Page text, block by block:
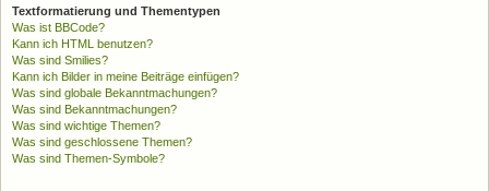
Textformatierung und Thementypen
Was ist BBCode?
Kann ich HTML benutzen?
Was sind Smilies?
Kann ich Bilder in meine Beiträge einfügen?
Was sind globale Bekanntmachungen?
Was sind Bekanntmachungen?
Was sind wichtige Themen?
Was sind geschlossene Themen?
Was sind Themen-Symbole?